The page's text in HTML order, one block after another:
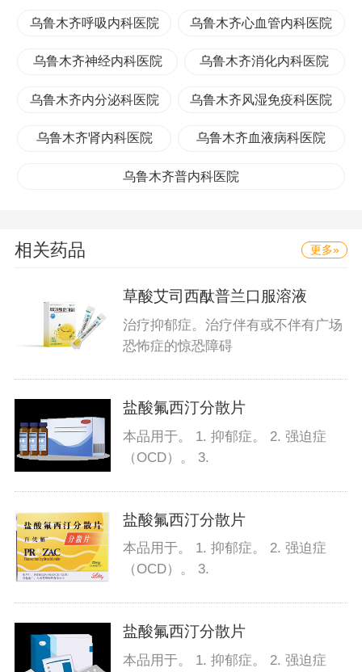
乌鲁木齐呼吸内科医院 乌鲁木齐心血管内科医院
乌鲁木齐神经内科医院 乌鲁木齐消化内科医院
乌鲁木齐内分泌科医院 乌鲁木齐风湿免疫科医院
乌鲁木齐肾内科医院 乌鲁木齐血液病科医院
乌鲁木齐普内科医院
相关药品 更多»
草酸艾司西酞普兰口服溶液
治疗抑郁症。治疗伴有或不伴有广场
恐怖症的惊恐障碍
盐酸氟西汀分散片
本品用于。 1. 抑郁症。 2. 强迫症
（OCD）。 3.
盐酸氟西汀分散片
本品用于。 1. 抑郁症。 2. 强迫症
（OCD）。 3.
盐酸氟西汀分散片
本品用于。 1. 抑郁症。 2. 强迫症